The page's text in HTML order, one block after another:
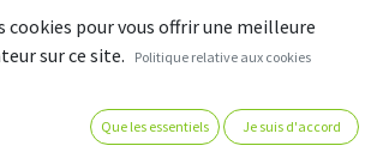
bois - pied central -
cookies pour vous offrir une meilleure
sur ce site.
Politique relative aux cookies
Que les essentiels Je suis d'accord